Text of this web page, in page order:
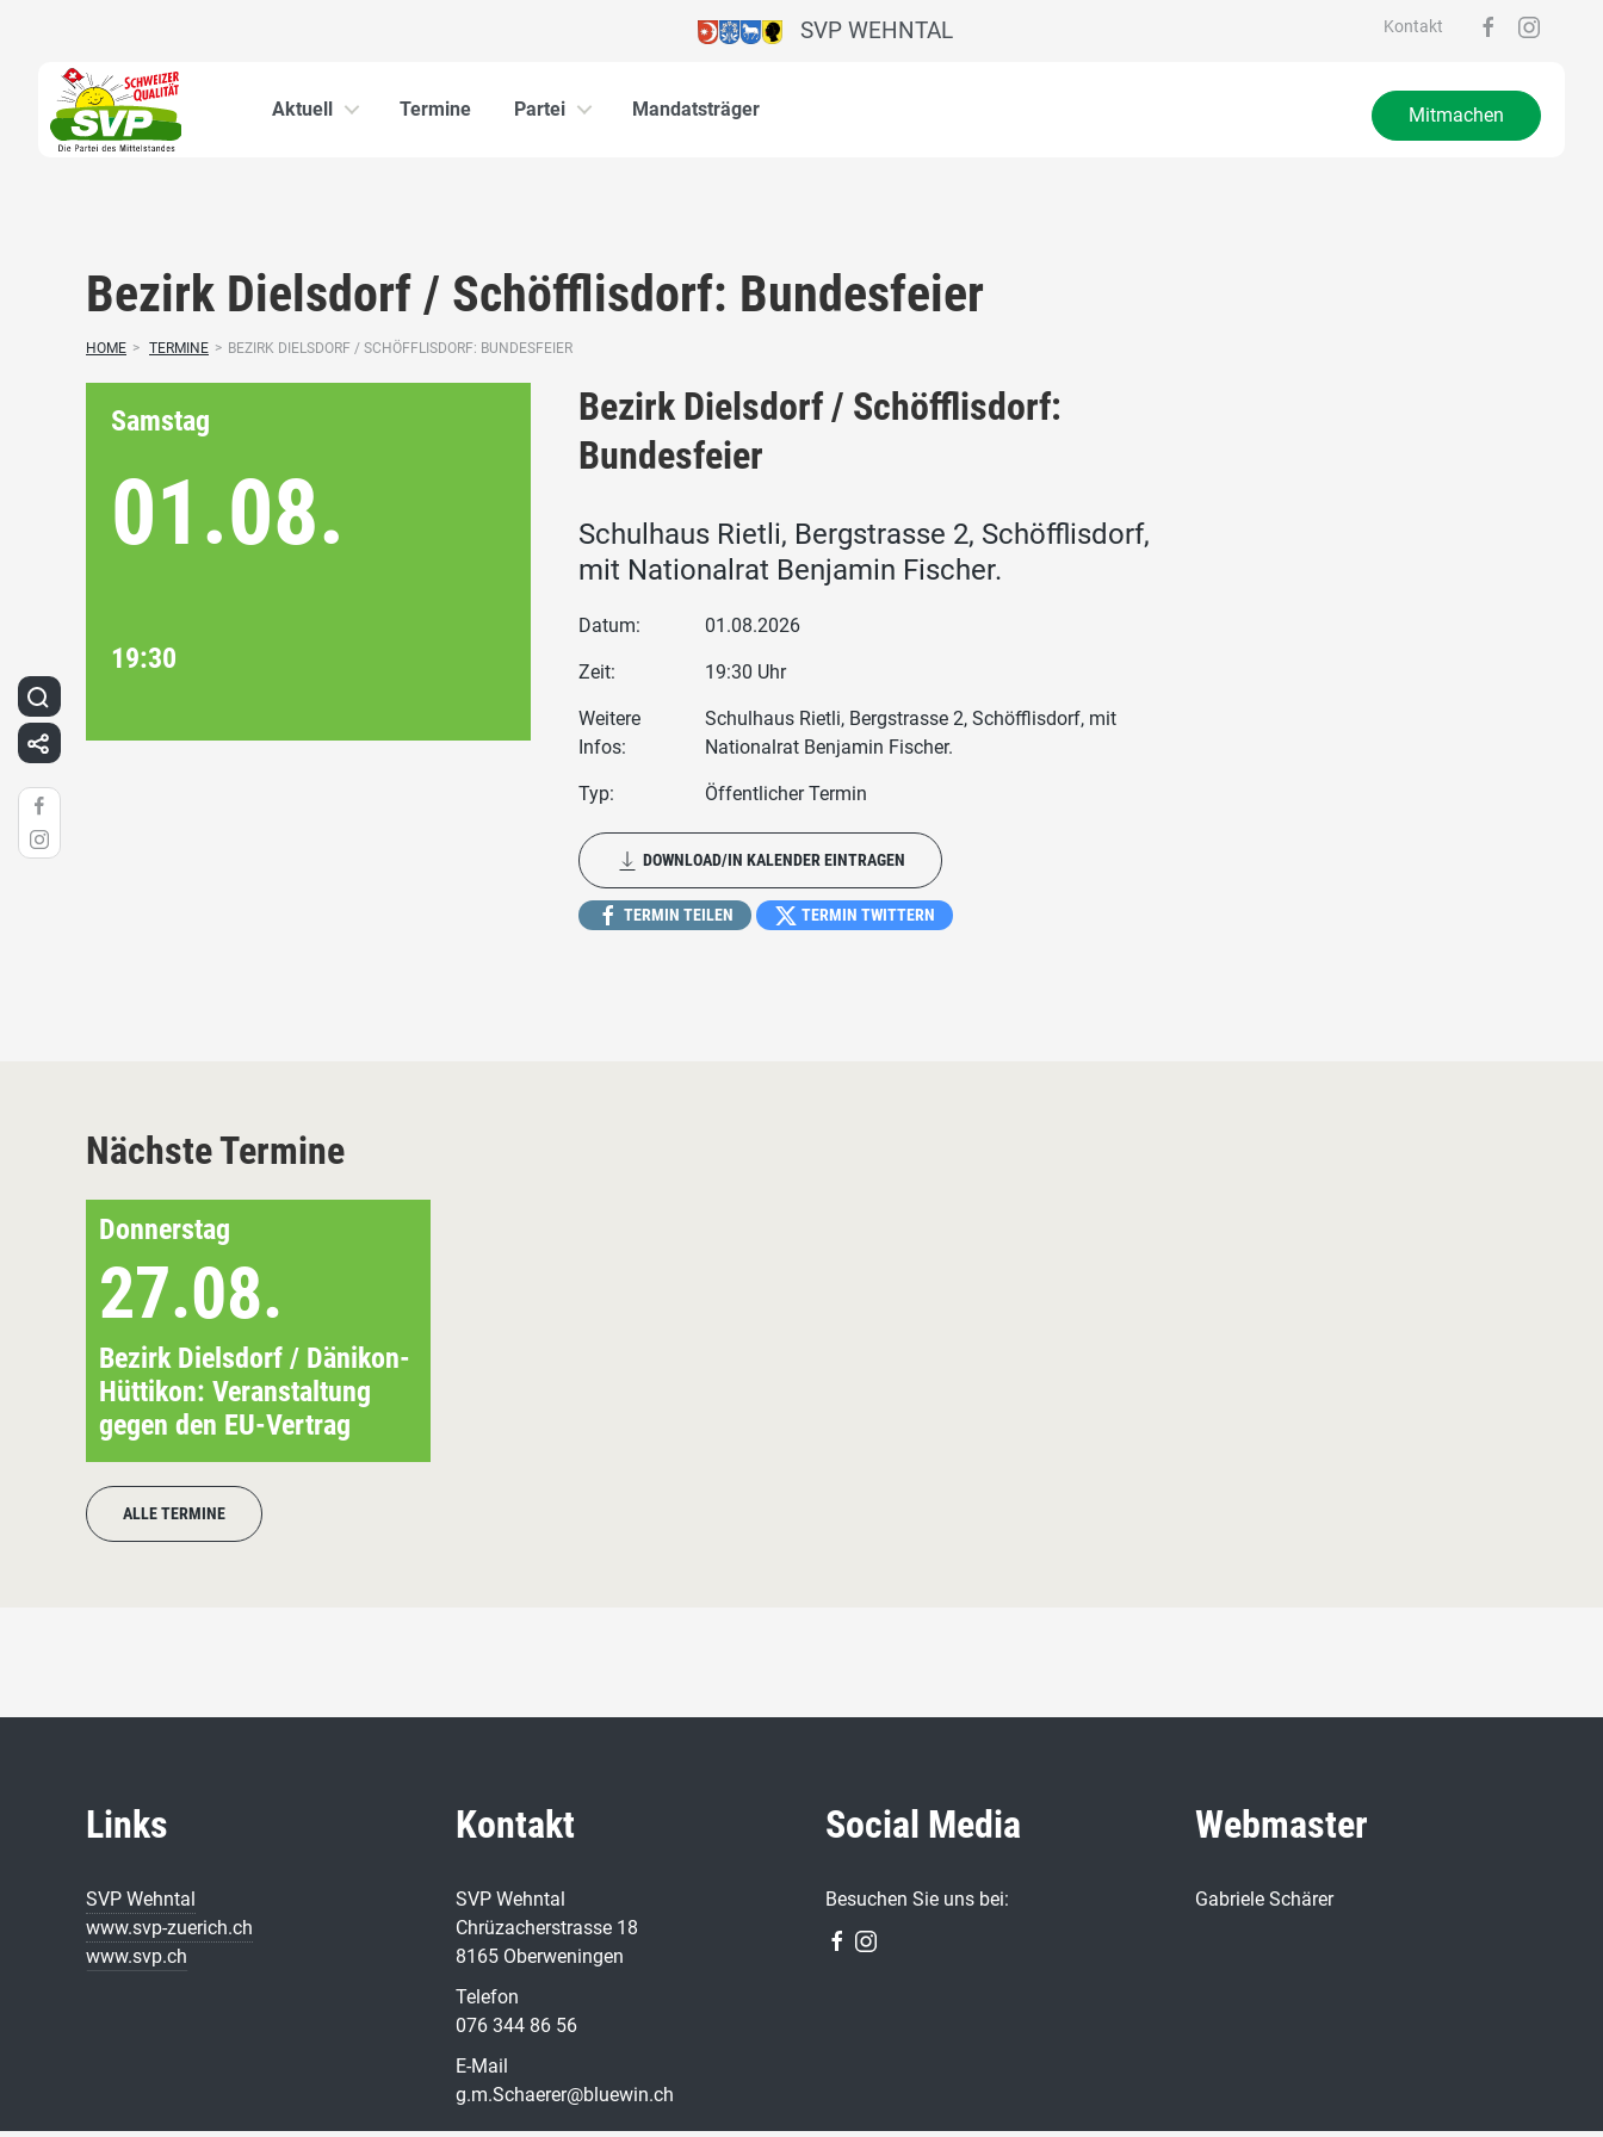
Kontakt
SVP WEHNTAL
Aktuell Termine Partei Mandatsträger Mitmachen
Bezirk Dielsdorf / Schöfflisdorf: Bundesfeier
HOME > TERMINE > BEZIRK DIELSDORF / SCHÖFFLISDORF: BUNDESFEIER
Samstag
01.08.
19:30
Bezirk Dielsdorf / Schöfflisdorf:
Bundesfeier
Schulhaus Rietli, Bergstrasse 2, Schöfflisdorf,
mit Nationalrat Benjamin Fischer.
Datum: 01.08.2026
Zeit: 19:30 Uhr
Weitere
Infos:
Schulhaus Rietli, Bergstrasse 2, Schöfflisdorf, mit
Nationalrat Benjamin Fischer.
Typ: Öffentlicher Termin
DOWNLOAD/IN KALENDER EINTRAGEN
TERMIN TEILEN TERMIN TWITTERN
Nächste Termine
Donnerstag
27.08.
Bezirk Dielsdorf / Dänikon-
Hüttikon: Veranstaltung
gegen den EU-Vertrag
ALLE TERMINE
Links
SVP Wehntal
www.svp-zuerich.ch
www.svp.ch
Kontakt
SVP Wehntal
Chrüzacherstrasse 18
8165 Oberweningen
Telefon
076 344 86 56
E-Mail
g.m.Schaerer@bluewin.ch
Social Media
Besuchen Sie uns bei:
Webmaster
Gabriele Schärer